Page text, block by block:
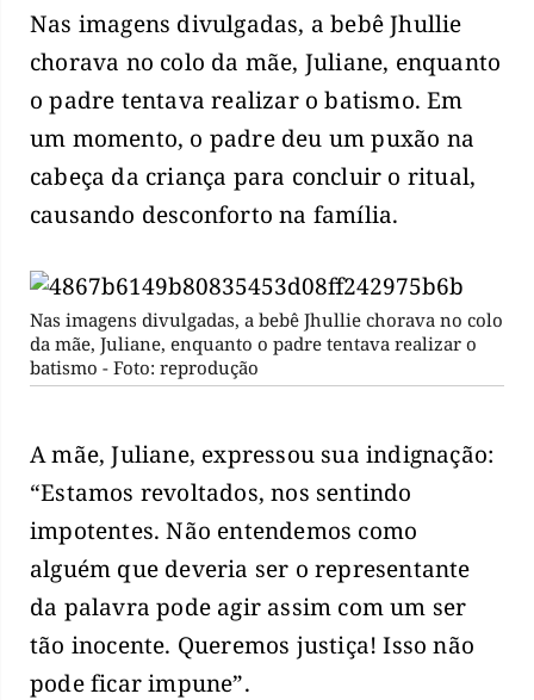
Nas imagens divulgadas, a bebê Jhullie
chorava no colo da mãe, Juliane, enquanto
o padre tentava realizar o batismo. Em
um momento, o padre deu um puxão na
cabeça da criança para concluir o ritual,
causando desconforto na família.
Nas imagens divulgadas, a bebê Jhullie chorava no colo
da mãe, Juliane, enquanto o padre tentava realizar o
batismo - Foto: reprodução
A mãe, Juliane, expressou sua indignação:
“Estamos revoltados, nos sentindo
impotentes. Não entendemos como
alguém que deveria ser o representante
da palavra pode agir assim com um ser
tão inocente. Queremos justiça! Isso não
pode ficar impune”.